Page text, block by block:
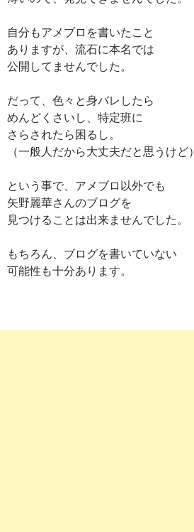
自分もアメブロを書いたこと
ありますが、流石に本名では
公開してませんでした。
だって、色々と身バレしたら
めんどくさいし、特定班に
さらされたら困るし。
（一般人だから大丈夫だと思うけど）
という事で、アメブロ以外でも
矢野麗華さんのブログを
見つけることは出来ませんでした。
もちろん、ブログを書いていない
可能性も十分あります。